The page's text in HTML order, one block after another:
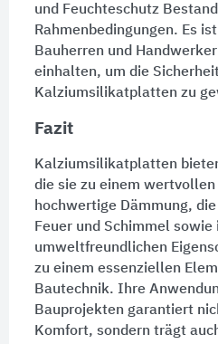
und Feuchteschutz
Rahmenbedingungen. Es
Bauherren und
einhalten, um die
Kalziumsilikatplatten zu
Fazit
Kalziumsilikatplatten
die sie zu einem
hochwertige Dämmung,
Feuer und Schimmel sowie
umweltfreundlichen
zu einem essenziellen
Bautechnik. Ihre
Bauprojekten garantiert
Komfort, sondern trägt